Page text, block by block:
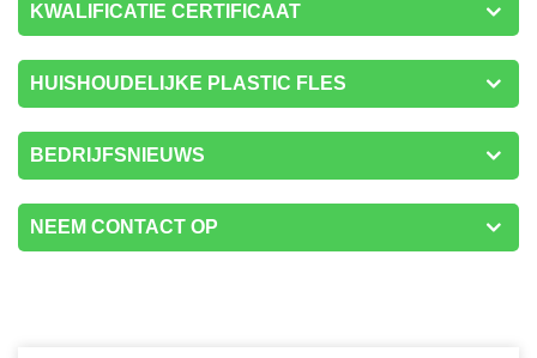
KWALIFICATIE CERTIFICAAT
HUISHOUDELIJKE PLASTIC FLES
BEDRIJFSNIEUWS
NEEM CONTACT OP